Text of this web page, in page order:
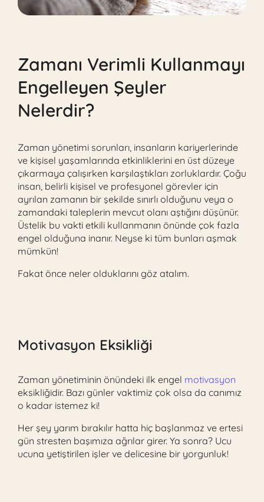
Zamanı Verimli Kullanmayı
Engelleyen Şeyler
Nelerdir?
Zaman yönetimi sorunları, insanların kariyerlerinde
ve kişisel yaşamlarında etkinliklerini en üst düzeye
çıkarmaya çalışırken karşılaştıkları zorluklardır. Çoğu
insan, belirli kişisel ve profesyonel görevler için
ayrılan zamanın bir şekilde sınırlı olduğunu veya o
zamandaki taleplerin mevcut olanı aştığını düşünür.
Üstelik bu vakti etkili kullanmanın önünde çok fazla
engel olduğuna inanır. Neyse ki tüm bunları aşmak
mümkün!
Fakat önce neler olduklarını göz atalım.
Motivasyon Eksikliği
Zaman yönetiminin önündeki ilk engel motivasyon
eksikliğidir. Bazı günler vaktimiz çok olsa da canımız
o kadar istemez ki!
Her şey yarım bırakılır hatta hiç başlanmaz ve ertesi
gün stresten başımıza ağrılar girer. Ya sonra? Ucu
ucuna yetiştirilen işler ve delicesine bir yorgunluk!